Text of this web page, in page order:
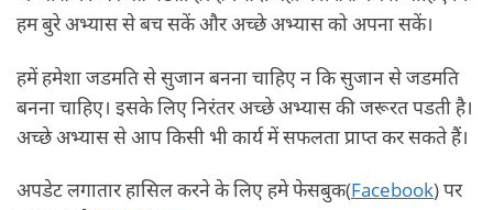
हम बुरे अभ्यास से बच सकें और अच्छे अभ्यास को अपना सकें।
हमें हमेशा जडमति से सुजान बनना चाहिए न कि सुजान से जडमति
बनना चाहिए। इसके लिए निरंतर अच्छे अभ्यास की जरूरत पडती है।
अच्छे अभ्यास से आप किसी भी कार्य में सफलता प्राप्त कर सकते हैं।
अपडेट लगातार हासिल करने के लिए हमे फेसबुक(Facebook) पर